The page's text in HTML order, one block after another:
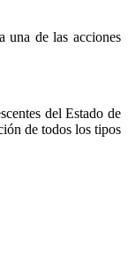
una de las acciones
del Estado de
de todos los tipos